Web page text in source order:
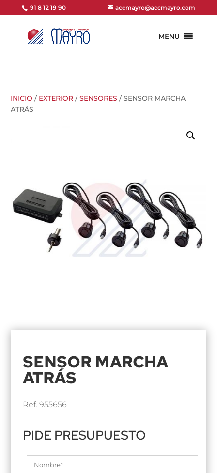
91 8 12 19 90 accmayro@accmayro.com
MENU
INICIO / EXTERIOR /SENSORES / SENSOR MARCHA
ATRÁS
SENSOR MARCHA
ATRÁS
Ref. 955656
PIDE PRESUPUESTO